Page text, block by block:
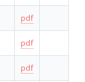
pdf
pdf
pdf